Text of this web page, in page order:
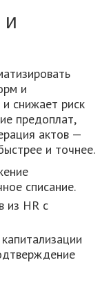
и
и
снижает риск
предоплат,
актов —
и точнее.
списание.
из HR с